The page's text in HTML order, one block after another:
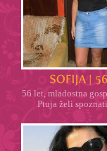
56 let, mladostna
Ptuja želi